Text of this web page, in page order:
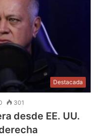
Destacada
301
desde EE. UU.